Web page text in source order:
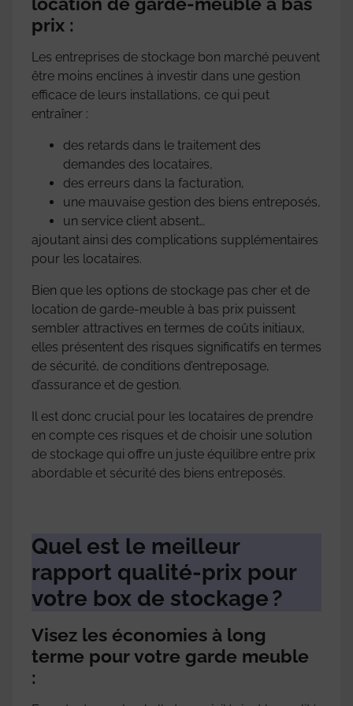
prix :
Les entreprises de stockage bon marché peuvent
être moins enclines à investir dans une gestion
efficace de leurs installations, ce qui peut
entraîner :
des retards dans le traitement des
demandes des locataires,
des erreurs dans la facturation,
une mauvaise gestion des biens entreposés,
un service client absent…
ajoutant ainsi des complications supplémentaires
pour les locataires.
Bien que les options de stockage pas cher et de
location de garde-meuble à bas prix puissent
sembler attractives en termes de coûts initiaux,
elles présentent des risques significatifs en termes
de sécurité, de conditions d’entreposage,
d’assurance et de gestion.
Il est donc crucial pour les locataires de prendre
en compte ces risques et de choisir une solution
de stockage qui offre un juste équilibre entre prix
abordable et sécurité des biens entreposés.
Quel est le meilleur
rapport qualité-prix pour
votre box de stockage ?
Visez les économies à long
terme pour votre garde meuble
: